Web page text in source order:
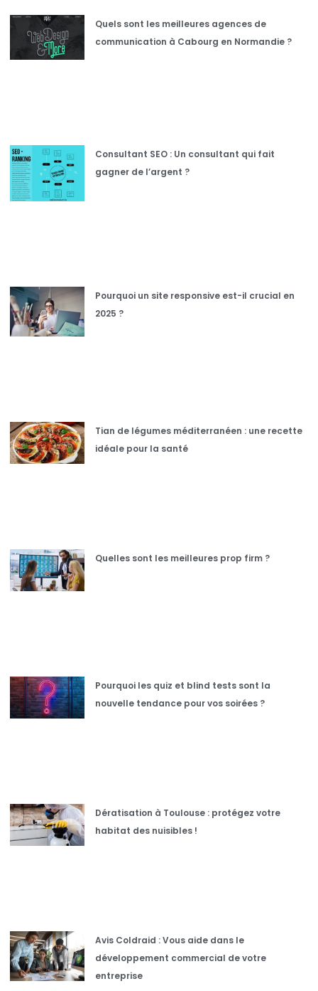
Quels sont les meilleures agences de
communication à Cabourg en Normandie ?
Consultant SEO : Un consultant qui fait
gagner de l’argent ?
Pourquoi un site responsive est-il crucial en
2025 ?
Tian de légumes méditerranéen : une recette
idéale pour la santé
Quelles sont les meilleures prop firm ?
Pourquoi les quiz et blind tests sont la
nouvelle tendance pour vos soirées ?
Dératisation à Toulouse : protégez votre
habitat des nuisibles !
Avis Coldraid : Vous aide dans le
développement commercial de votre
entreprise